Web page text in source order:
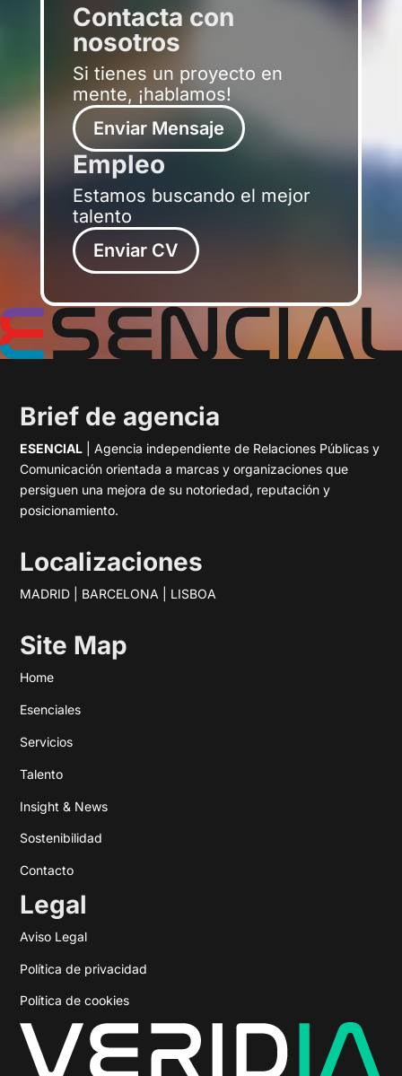
Contacta con
nosotros
Si tienes un proyecto en
mente, ¡hablamos!
Enviar Mensaje
Empleo
Estamos buscando el mejor
talento
Enviar CV
Brief de agencia
ESENCIAL | Agencia independiente de Relaciones Públicas y
Comunicación orientada a marcas y organizaciones que
persiguen una mejora de su notoriedad, reputación y
posicionamiento.
Localizaciones
MADRID | BARCELONA | LISBOA
Site Map
Home
Esenciales
Servicios
Talento
Insight & News
Sostenibilidad
Contacto
Legal
Aviso Legal
Política de privacidad
Política de cookies